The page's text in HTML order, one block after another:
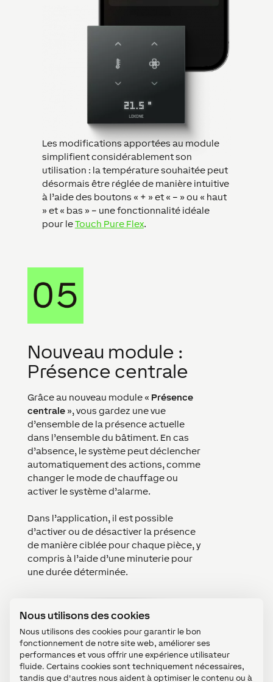
Nous utilisons des cookies
Nous utilisons des cookies pour garantir le bon
fonctionnement de notre site web, améliorer ses
performances et vous offrir une expérience utilisateur
fluide. Certains cookies sont techniquement nécessaires,
tandis que d'autres nous aident à optimiser le contenu ou à
Les modifications apportées au module
simplifient considérablement son
utilisation : la température souhaitée peut
désormais être réglée de manière intuitive
à l’aide des boutons « + » et « – » ou « haut
» et « bas » – une fonctionnalité idéale
pour leTouch Pure Flex.
Nouveau module :
Présence centrale
Grâce au nouveau module « Présence
centrale», vous gardez une vue
d’ensemble de la présence actuelle
dans l’ensemble du bâtiment. En cas
d’absence, le système peut déclencher
automatiquement des actions, comme
changer le mode de chauffage ou
activer le système d’alarme.
Dans l’application, il est possible
d’activer ou de désactiver la présence
de manière ciblée pour chaque pièce, y
compris à l’aide d’une minuterie pour
une durée déterminée.